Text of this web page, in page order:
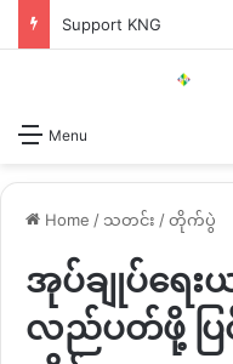
Support KNG
Menu
Home / သတင်း /တိုက်ပွဲ
အုပ်ချုပ်ရေး
လည်ပတ်ဖို့ ပြ